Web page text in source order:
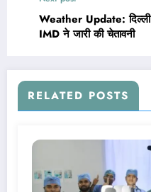
Weather Update: दिल्ली
IMD ने जारी की चेतावनी
RELATED POSTS